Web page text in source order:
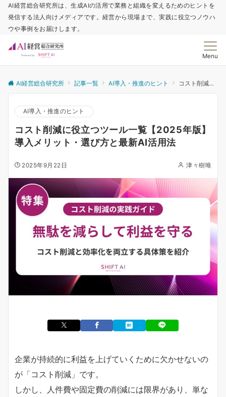
AI経営総合研究所は、生成AIの活用で業務と組織を変えるためのヒントを
発信する法人向けメディアです。経営から現場まで、実践に役立つノウハ
ウや事例をお届けします。
Menu
AI経営総合研究所 記事一覧 AI導入・推進のヒント コスト削減に役立つツール一覧【2025年版】導入メリット・選び方と最新AI活用法
AI導入・推進のヒント
コスト削減に役立つツール一覧【2025年版】
導入メリット・選び方と最新AI活用法
2025年9月22日 津々樹唯
企業が持続的に利益を上げていくために欠かせないの
が「コスト削減」です。
しかし、人件費や固定費の削減には限界があり、単な